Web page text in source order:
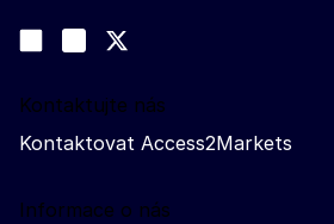
Join us on LinkedIn
Trade-Off podcast
Kontaktujte nás
Kontaktovat Access2Markets
Informace o nás